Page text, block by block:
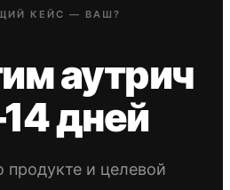
КЕЙС — ВАШ?
аутрич
дней
продукте и целевой